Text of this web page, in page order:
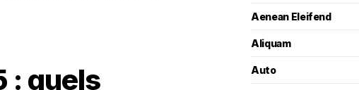
: quels
Aenean Eleifend
Aliquam
Auto